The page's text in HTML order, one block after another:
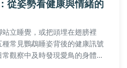
從姿勢看健康與情緒的
立睡覺，或把頭埋在翅膀裡
常見鸚鵡睡姿背後的健康訊號
觀察中及時發現愛鳥的身體異